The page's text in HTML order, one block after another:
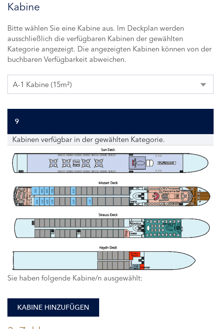
Kabine
Bitte wählen Sie eine Kabine aus. Im Deckplan werden
ausschließlich die verfügbaren Kabinen der gewählten
Kategorie angezeigt. Die angezeigten Kabinen können von der
buchbaren Verfügbarkeit abweichen.
A-1 Kabine (15m²)
9
Kabinen verfügbar in der gewählten Kategorie.
311
318
319
326
327
328
329
330
331
332
333
Sie haben folgende Kabine/n ausgewählt:
KABINE HINZUFÜGEN